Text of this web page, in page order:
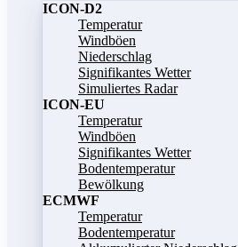
ICON-D2
Temperatur
Windböen
Niederschlag
Signifikantes Wetter
Simuliertes Radar
ICON-EU
Temperatur
Windböen
Signifikantes Wetter
Bodentemperatur
Bewölkung
ECMWF
Temperatur
Bodentemperatur